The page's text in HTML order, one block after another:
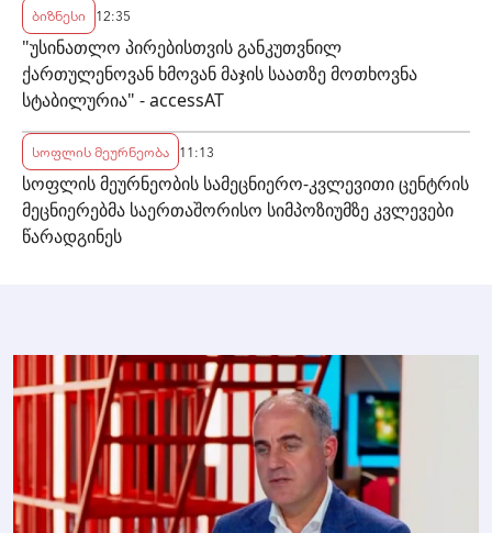
ბიზნესი 12:35
"უსინათლო პირებისთვის განკუთვნილ
ქართულენოვან ხმოვან მაჯის საათზე მოთხოვნა
სტაბილურია" - accessAT
სოფლის მეურნეობა 11:13
სოფლის მეურნეობის სამეცნიერო-კვლევითი ცენტრის
მეცნიერებმა საერთაშორისო სიმპოზიუმზე კვლევები
წარადგინეს